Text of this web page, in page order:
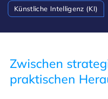
Künstliche Intelligenz (KI)
Zwischen
praktischen